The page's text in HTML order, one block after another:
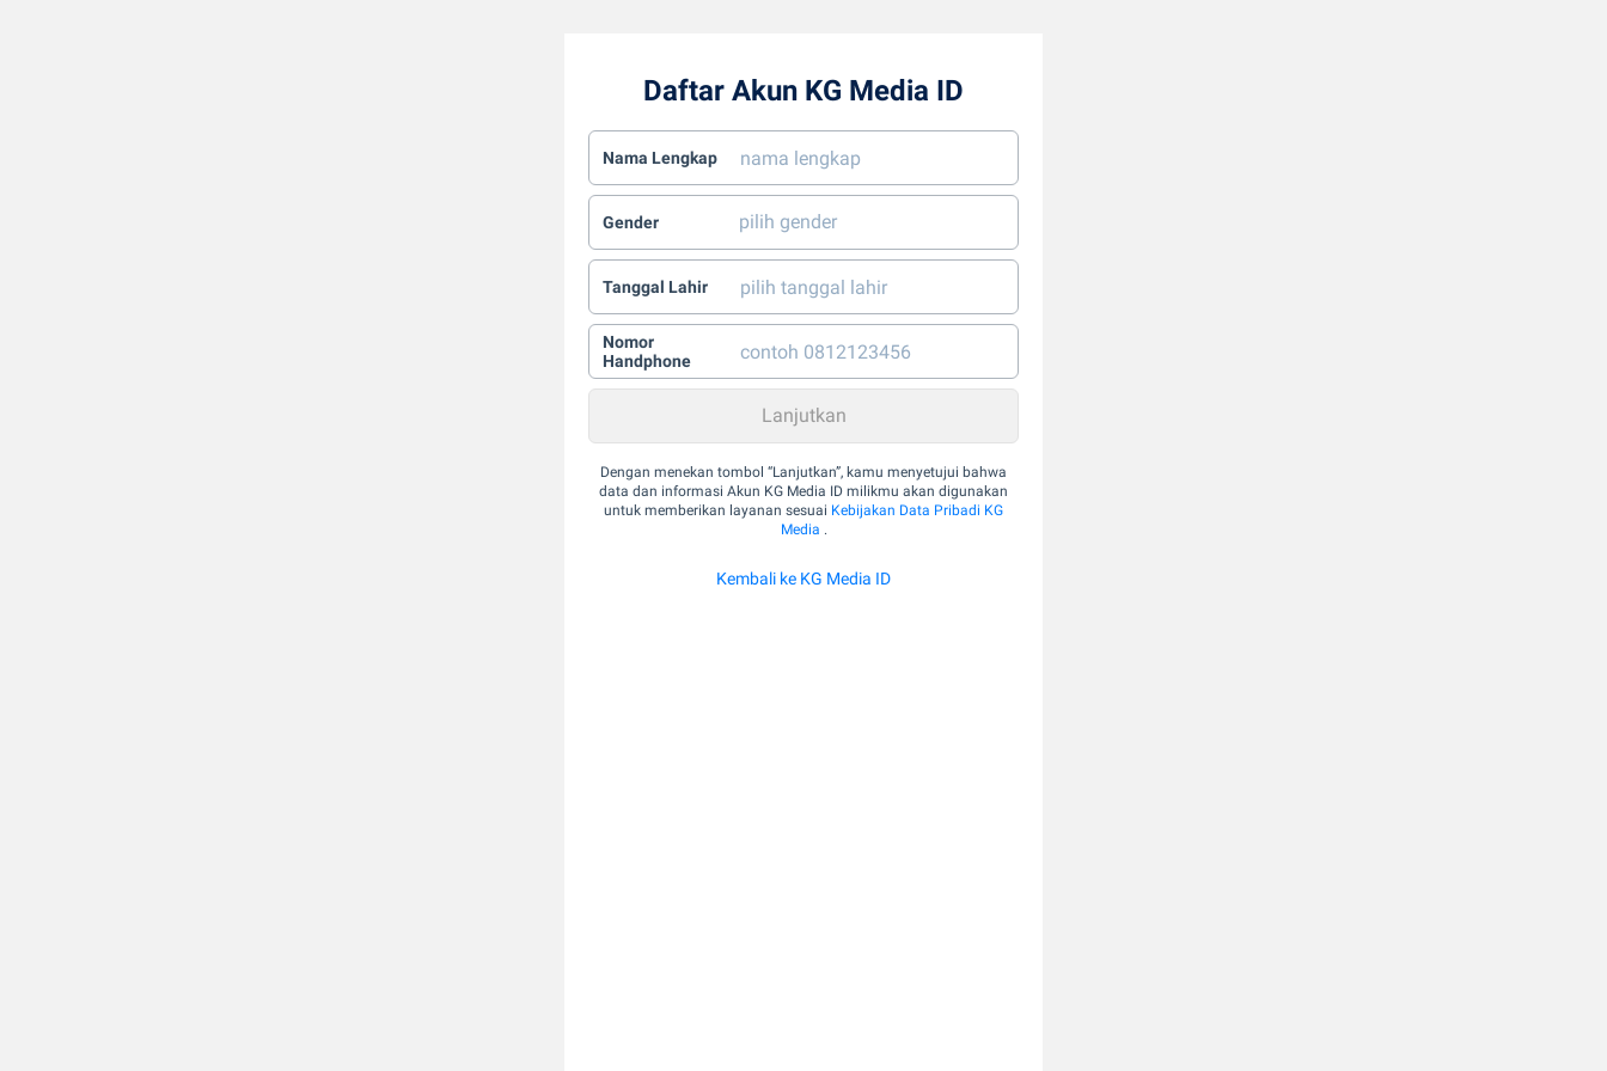
Daftar Akun KG Media ID
Nama Lengkap
Gender
Tanggal Lahir
Nomor
Handphone
Dengan menekan tombol “Lanjutkan”, kamu menyetujui bahwa
data dan informasi Akun KG Media ID milikmu akan digunakan
untuk memberikan layanan sesuai Kebijakan Data Pribadi KG
Media .
Kembali ke KG Media ID